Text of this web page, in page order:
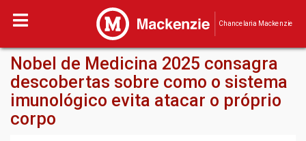
Chancelaria Mackenzie
Nobel de Medicina 2025 consagra
descobertas sobre como o sistema
imunológico evita atacar o próprio
corpo